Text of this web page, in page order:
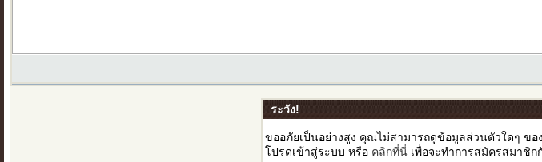
ระวัง!
ขออภัยเป็นอย่างสูง คุณไม่สามารถดูข้อมูลส่วนตัวใดๆ ขอ
โปรดเข้าสู่ระบบ หรือ คลิกที่นี่เพื่อจะทำการสมัครสมาชิ